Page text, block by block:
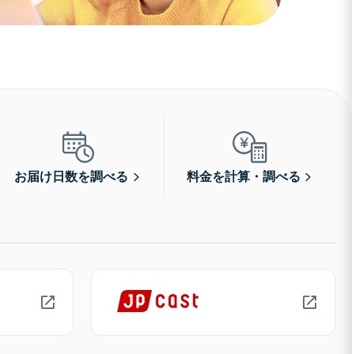
お届け日数を調べる 料金を計算・調べる